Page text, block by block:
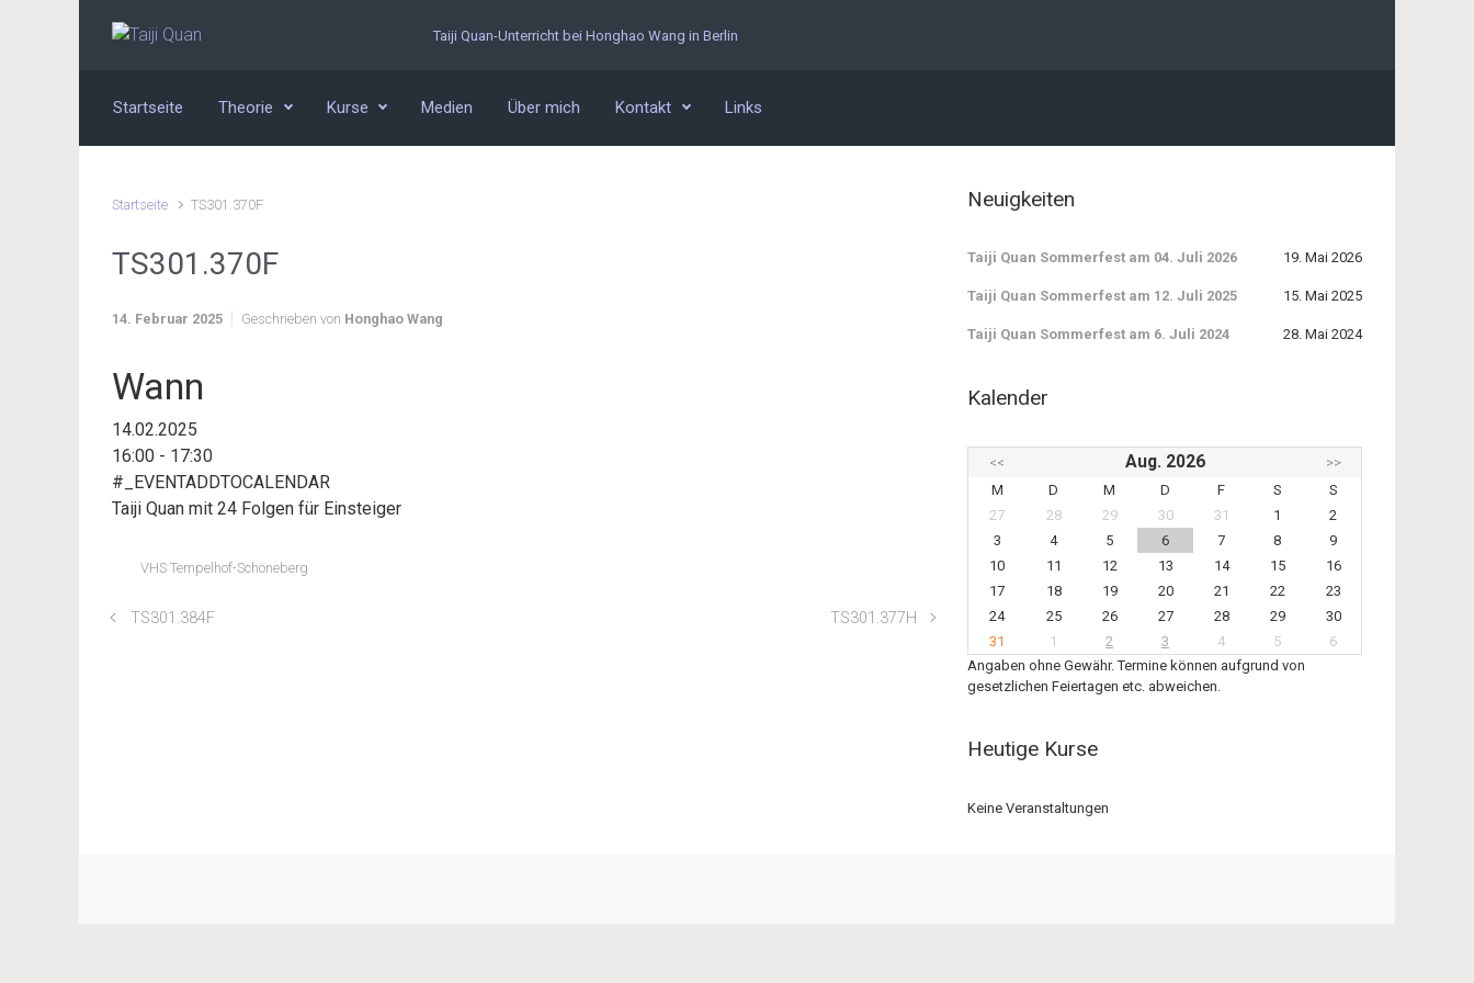
Zum Hauptinhalt springen Taiji Quan-Unterricht bei Honghao Wang in Berlin
Startseite Theorie Kurse Medien Über mich Kontakt Links
Startseite TS301.370F
TS301.370F
14. Februar 2025 Geschrieben von Honghao Wang
Wann
14.02.2025
16:00 - 17:30
#_EVENTADDTOCALENDAR
Taiji Quan mit 24 Folgen für Einsteiger
VHS Tempelhof-Schöneberg
TS301.384F TS301.377H
Neuigkeiten
Taiji Quan Sommerfest am 04. Juli 2026 19. Mai 2026
Taiji Quan Sommerfest am 12. Juli 2025 15. Mai 2025
Taiji Quan Sommerfest am 6. Juli 2024 28. Mai 2024
Kalender
<< Aug. 2026
>>
M
D M D F S
S
27
28 29 30 31 1
2
3
4 5 6 7 8
9
10
11 12 13 14 15
16
17
18 19 20 21 22
23
24
25 26 27 28 29
30
31
1 2 3 4 5
6
Angaben ohne Gewähr. Termine können aufgrund von
gesetzlichen Feiertagen etc. abweichen.
Heutige Kurse
Keine Veranstaltungen